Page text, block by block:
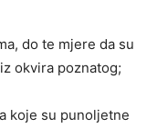
do te mjere da su
okvira poznatog;
koje su punoljetne